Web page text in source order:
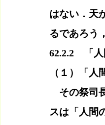
はない．天
るであろう
62.2.2　「
（１）「人
その祭司
スは「人間